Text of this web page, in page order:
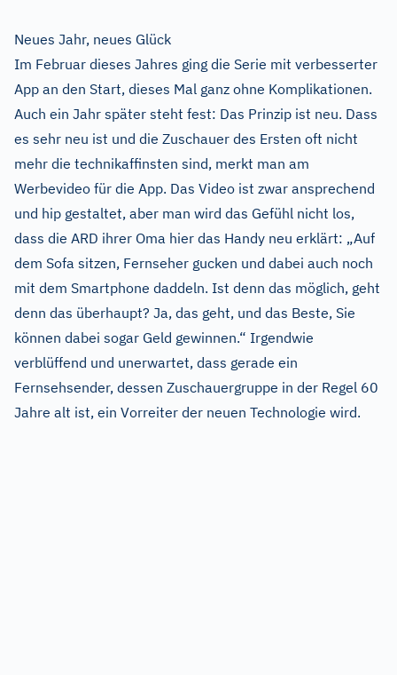
Neues Jahr, neues Glück
Im Februar dieses Jahres ging die Serie mit verbesserter
App an den Start, dieses Mal ganz ohne Komplikationen.
Auch ein Jahr später steht fest: Das Prinzip ist neu. Dass
es sehr neu ist und die Zuschauer des Ersten oft nicht
mehr die technikaffinsten sind, merkt man am
Werbevideo für die App. Das Video ist zwar ansprechend
und hip gestaltet, aber man wird das Gefühl nicht los,
dass die ARD ihrer Oma hier das Handy neu erklärt: „Auf
dem Sofa sitzen, Fernseher gucken und dabei auch noch
mit dem Smartphone daddeln. Ist denn das möglich, geht
denn das überhaupt? Ja, das geht, und das Beste, Sie
können dabei sogar Geld gewinnen.“ Irgendwie
verblüffend und unerwartet, dass gerade ein
Fernsehsender, dessen Zuschauergruppe in der Regel 60
Jahre alt ist, ein Vorreiter der neuen Technologie wird.